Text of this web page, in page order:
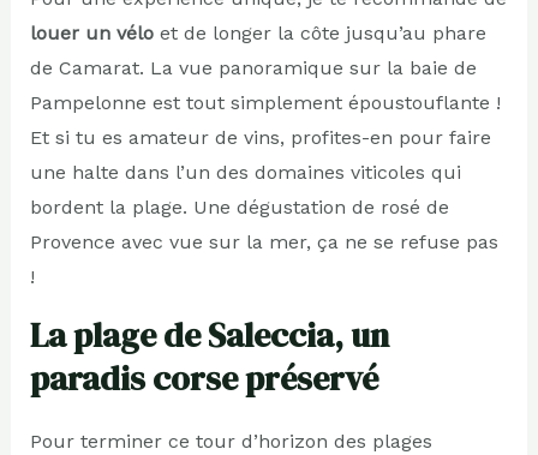
louer un véloet de longer la côte jusqu’au phare
de Camarat. La vue panoramique sur la baie de
Pampelonne est tout simplement époustouflante !
Et si tu es amateur de vins, profites-en pour faire
une halte dans l’un des domaines viticoles qui
bordent la plage. Une dégustation de rosé de
Provence avec vue sur la mer, ça ne se refuse pas
!
La plage de Saleccia, un
paradis corse préservé
Pour terminer ce tour d’horizon des plages